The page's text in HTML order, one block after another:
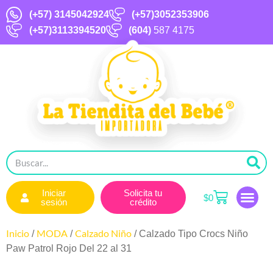
(+57) 3145042924
(+57)3052353906
(+57)3113394520
(604) 587 4175
Iniciar
sesión
Solicita tu
crédito
$0
Inicio / MODA /Calzado Niño / Calzado Tipo Crocs Niño
Paw Patrol Rojo Del 22 al 31